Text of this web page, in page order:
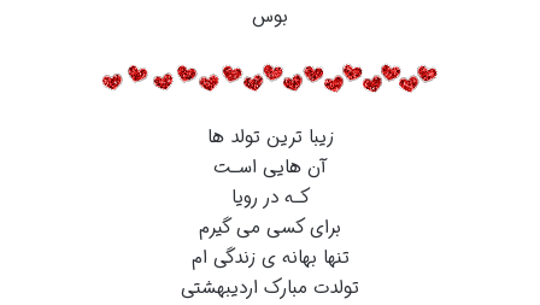
بوس
زیبا ترین تولد ها
آن هایی اسـت
کـه در رویا
برای کسی می گیرم
تنها بهانه ی زندگی ام
تولدت مبارک اردیبهشتی